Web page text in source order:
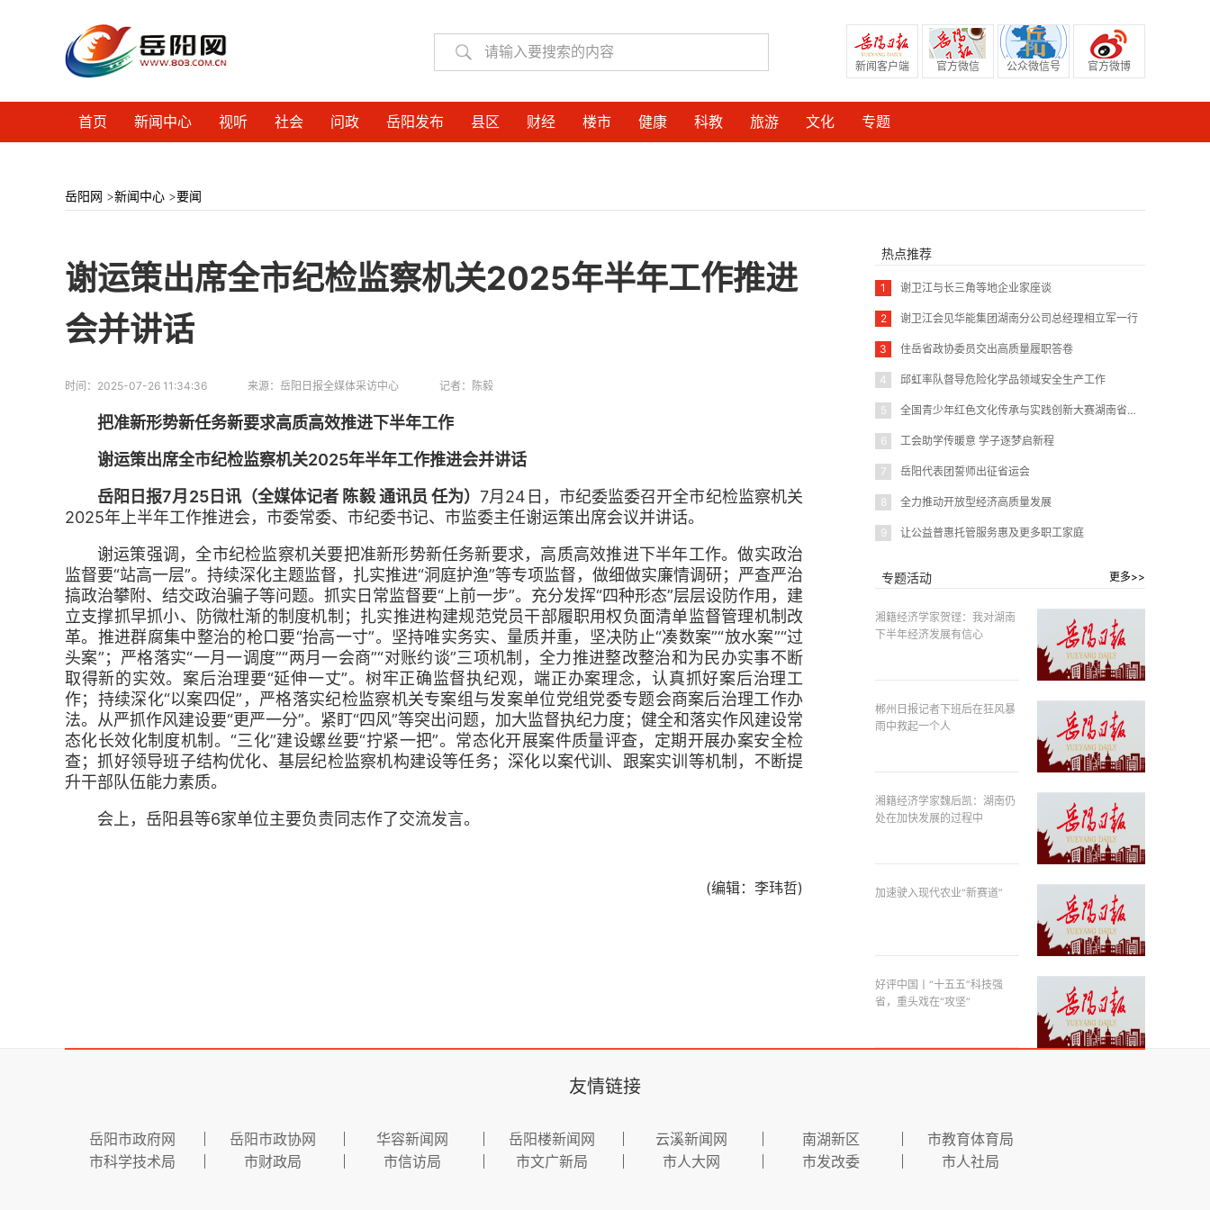
新闻客户端 官方微信 公众微信号 官方微博
首页 新闻中心 视听 社会 问政 岳阳发布 县区 财经 楼市 健康 科教 旅游 文化 专题
岳阳网 >新闻中心 >要闻
谢运策出席全市纪检监察机关2025年半年工作推进
会并讲话
时间： 2025-07-26 11:34:36 来源： 岳阳日报全媒体采访中心 记者： 陈毅
把准新形势新任务新要求高质高效推进下半年工作
谢运策出席全市纪检监察机关2025年半年工作推进会并讲话
岳阳日报7月25日讯（全媒体记者 陈毅 通讯员 任为）7月24日，市纪委监委召开全市纪检监察机关
2025年上半年工作推进会，市委常委、市纪委书记、市监委主任谢运策出席会议并讲话。
谢运策强调，全市纪检监察机关要把准新形势新任务新要求，高质高效推进下半年工作。做实政治
监督要“站高一层”。持续深化主题监督，扎实推进“洞庭护渔”等专项监督，做细做实廉情调研；严查严治
搞政治攀附、结交政治骗子等问题。抓实日常监督要“上前一步”。充分发挥“四种形态”层层设防作用，建
立支撑抓早抓小、防微杜渐的制度机制；扎实推进构建规范党员干部履职用权负面清单监督管理机制改
革。推进群腐集中整治的枪口要“抬高一寸”。坚持唯实务实、量质并重，坚决防止“凑数案”“放水案”“过
头案”；严格落实“一月一调度”“两月一会商”“对账约谈”三项机制，全力推进整改整治和为民办实事不断
取得新的实效。案后治理要“延伸一丈”。树牢正确监督执纪观，端正办案理念，认真抓好案后治理工
作；持续深化“以案四促”，严格落实纪检监察机关专案组与发案单位党组党委专题会商案后治理工作办
法。从严抓作风建设要“更严一分”。紧盯“四风”等突出问题，加大监督执纪力度；健全和落实作风建设常
态化长效化制度机制。“三化”建设螺丝要“拧紧一把”。常态化开展案件质量评查，定期开展办案安全检
查；抓好领导班子结构优化、基层纪检监察机构建设等任务；深化以案代训、跟案实训等机制，不断提
升干部队伍能力素质。
会上，岳阳县等6家单位主要负责同志作了交流发言。
(编辑：李玮哲)
热点推荐
1 谢卫江与长三角等地企业家座谈
2 谢卫江会见华能集团湖南分公司总经理相立军一行
3 住岳省政协委员交出高质量履职答卷
4 邱虹率队督导危险化学品领域安全生产工作
5 全国青少年红色文化传承与实践创新大赛湖南省赛在岳阳圆满闭幕
6 工会助学传暖意 学子逐梦启新程
7 岳阳代表团誓师出征省运会
8 全力推动开放型经济高质量发展
9 让公益普惠托管服务惠及更多职工家庭
专题活动 更多>>
湘籍经济学家贺铿：我对湖南
下半年经济发展有信心
郴州日报记者下班后在狂风暴
雨中救起一个人
湘籍经济学家魏后凯：湖南仍
处在加快发展的过程中
加速驶入现代农业“新赛道”
好评中国丨“十五五”科技强
省，重头戏在“攻坚”
友情链接
岳阳市政府网 岳阳市政协网 华容新闻网 岳阳楼新闻网 云溪新闻网 南湖新区
市教育体育局
市科学技术局
市财政局 市信访局 市文广新局 市人大网 市发改委 市人社局